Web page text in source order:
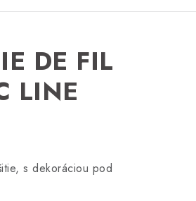
DE FIL
LINE
s dekoráciou pod